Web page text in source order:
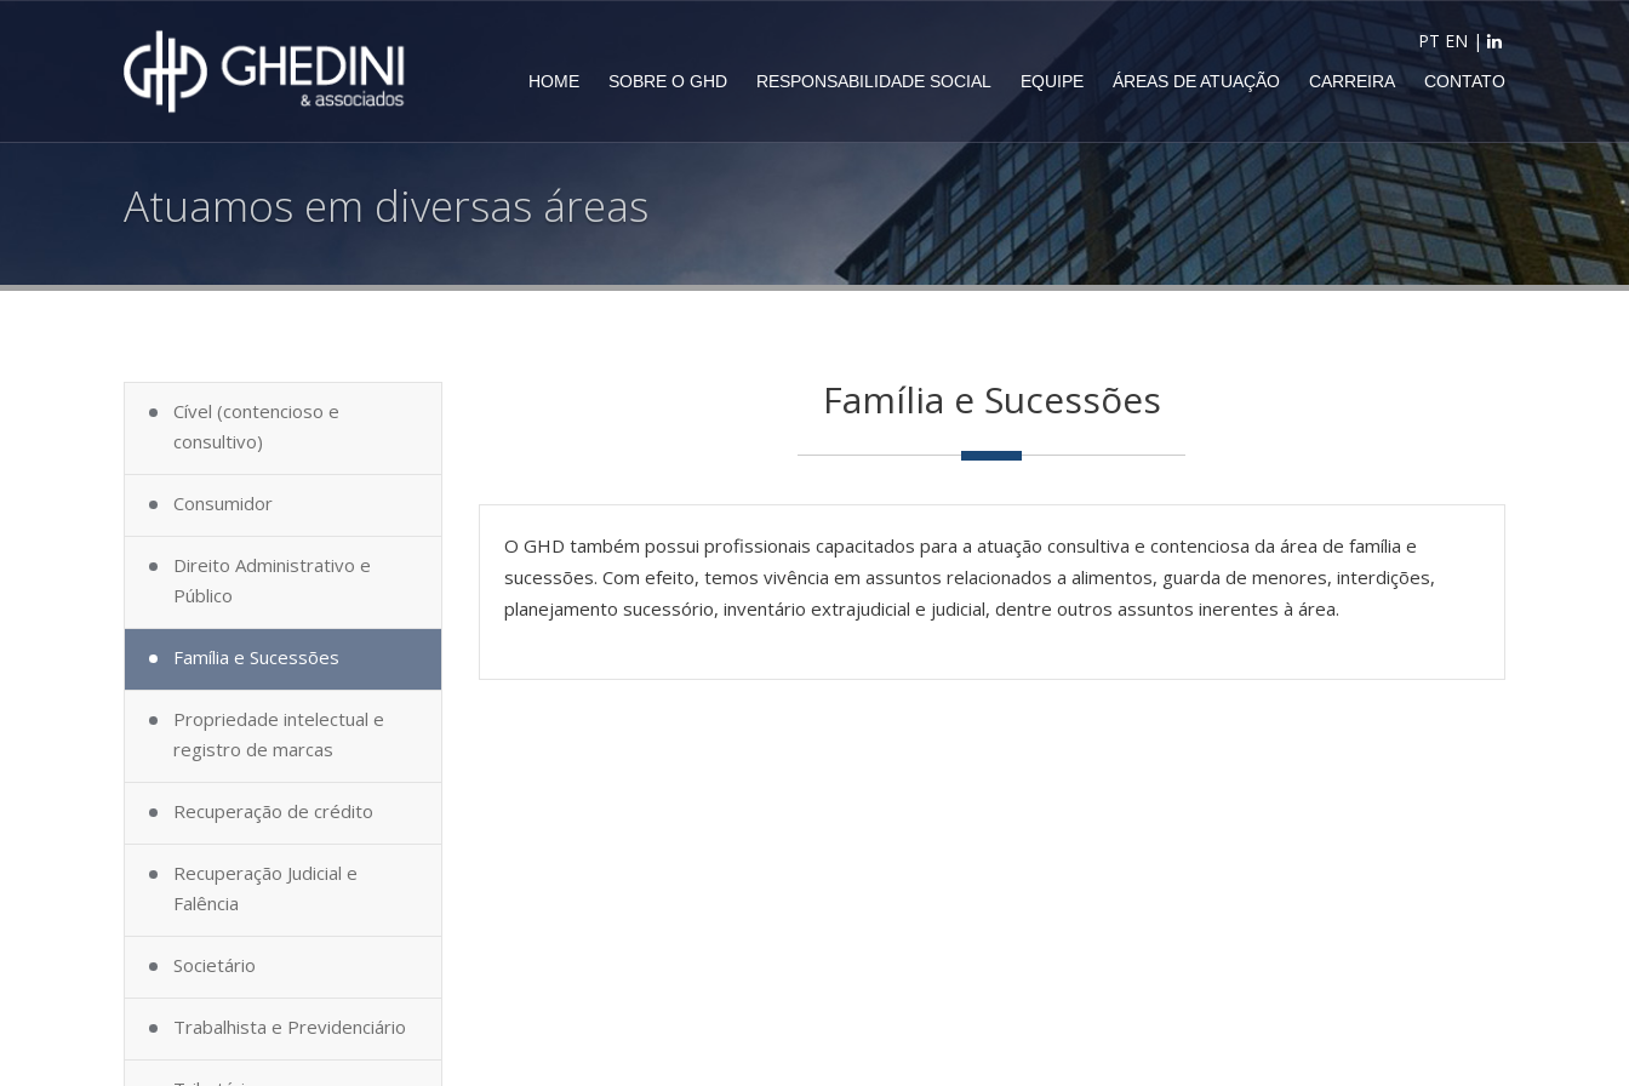
PT EN |
HOME SOBRE O GHD RESPONSABILIDADE SOCIAL EQUIPE ÁREAS DE ATUAÇÃO CARREIRA CONTATO
Atuamos em diversas áreas
Cível (contencioso e
consultivo)
Consumidor
Direito Administrativo e
Público
Família e Sucessões
Propriedade intelectual e
registro de marcas
Recuperação de crédito
Recuperação Judicial e
Falência
Societário
Trabalhista e Previdenciário
Família e Sucessões
O GHD também possui profissionais capacitados para a atuação consultiva e contenciosa da área de família e
sucessões. Com efeito, temos vivência em assuntos relacionados a alimentos, guarda de menores, interdições,
planejamento sucessório, inventário extrajudicial e judicial, dentre outros assuntos inerentes à área.